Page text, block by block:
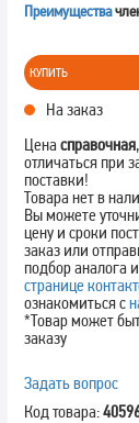
Преимущества
КУПИТЬ
На заказ
Ценасправочная
отличаться при
поставки!
Товара нет в
Вы можете
цену и сроки
заказ или
подбор аналога
странице
ознакомиться с
*Товар может
заказу
Задать вопрос
Код товара: